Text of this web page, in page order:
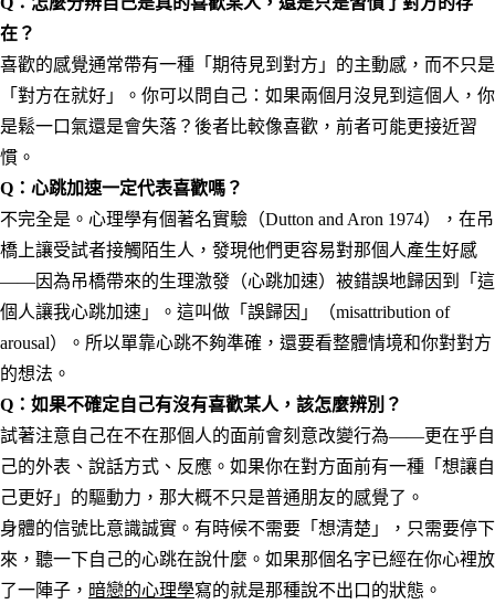
在？
喜歡的感覺通常帶有一種「期待見到對方」的主動感，而不只是
「對方在就好」。你可以問自己：如果兩個月沒見到這個人，你
是鬆一口氣還是會失落？後者比較像喜歡，前者可能更接近習
慣。
Q：心跳加速一定代表喜歡嗎？
不完全是。心理學有個著名實驗（Dutton and Aron 1974），在吊
橋上讓受試者接觸陌生人，發現他們更容易對那個人產生好感
——因為吊橋帶來的生理激發（心跳加速）被錯誤地歸因到「這
個人讓我心跳加速」。這叫做「誤歸因」（misattribution of
arousal）。所以單靠心跳不夠準確，還要看整體情境和你對對方
的想法。
Q：如果不確定自己有沒有喜歡某人，該怎麼辨別？
試著注意自己在不在那個人的面前會刻意改變行為——更在乎自
己的外表、說話方式、反應。如果你在對方面前有一種「想讓自
己更好」的驅動力，那大概不只是普通朋友的感覺了。
身體的信號比意識誠實。有時候不需要「想清楚」，只需要停下
來，聽一下自己的心跳在說什麼。如果那個名字已經在你心裡放
了一陣子， 暗戀的心理學寫的就是那種說不出口的狀態。